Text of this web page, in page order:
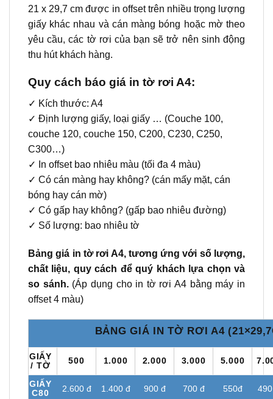
21 x 29,7 cm được in offset trên nhiều trọng lượng
giấy khác nhau và cán màng bóng hoặc mờ theo
yêu cầu, các tờ rơi của bạn sẽ trở nên sinh động
thu hút khách hàng.
Quy cách báo giá in tờ rơi A4:
✓ Kích thước: A4
✓ Định lượng giấy, loại giấy … (Couche 100,
couche 120, couche 150, C200, C230, C250,
C300…)
✓ In offset bao nhiêu màu (tối đa 4 màu)
✓ Có cán màng hay không? (cán mấy mặt, cán
bóng hay cán mờ)
✓ Có gấp hay không? (gấp bao nhiêu đường)
✓ Số lượng: bao nhiêu tờ
Bảng giá in tờ rơi A4, tương ứng với số lượng,
chất liệu, quy cách để quý khách lựa chọn và
so sánh. (Áp dụng cho in tờ rơi A4 bằng máy in
offset 4 màu)
BẢNG GIÁ IN TỜ RƠI A4
GIẤY
/ TỜ
500 1.000 2.000 3.000 5.000
GIẤY
C80
2.600 đ 1.400 đ 900 đ 700 đ 550đ